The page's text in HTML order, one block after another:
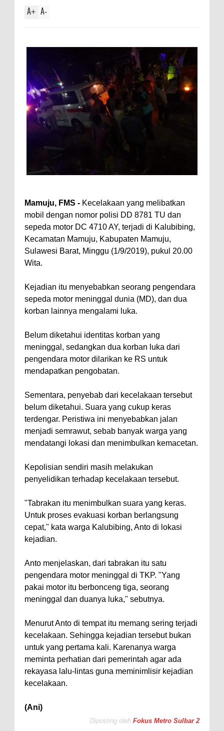
A+ A-
Mamuju, FMS - Kecelakaan yang melibatkan
mobil dengan nomor polisi DD 8781 TU dan
sepeda motor DC 4710 AY, terjadi di Kalubibing,
Kecamatan Mamuju, Kabupaten Mamuju,
Sulawesi Barat, Minggu (1/9/2019), pukul 20.00
Wita.
Kejadian itu menyebabkan seorang pengendara
sepeda motor meninggal dunia (MD), dan dua
korban lainnya mengalami luka.
Belum diketahui identitas korban yang
meninggal, sedangkan dua korban luka dari
pengendara motor dilarikan ke RS untuk
mendapatkan pengobatan.
Sementara, penyebab dari kecelakaan tersebut
belum diketahui. Suara yang cukup keras
terdengar. Peristiwa ini menyebabkan jalan
menjadi semrawut, sebab banyak warga yang
mendatangi lokasi dan menimbulkan kemacetan.
Kepolisian sendiri masih melakukan
penyelidikan terhadap kecelakaan tersebut.
"Tabrakan itu menimbulkan suara yang keras.
Untuk proses evakuasi korban berlangsung
cepat," kata warga Kalubibing, Anto di lokasi
kejadian.
Anto menjelaskan, dari tabrakan itu satu
pengendara motor meninggal di TKP. "Yang
pakai motor itu berbonceng tiga, seorang
meninggal dan duanya luka," sebutnya.
Menurut Anto di tempat itu memang sering terjadi
kecelakaan. Sehingga kejadian tersebut bukan
untuk yang pertama kali. Karenanya warga
meminta perhatian dari pemerintah agar ada
rekayasa lalu-lintas guna meminimlisir kejadian
kecelakaan.
(Ani)
Diposting oleh Fokus Metro Sulbar 2